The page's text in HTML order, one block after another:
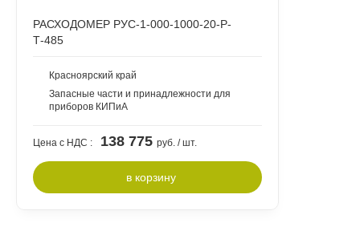
РАСХОДОМЕР РУС-1-000-1000-20-Р-
Т-485
Красноярский край
Запасные части и принадлежности для
приборов КИПиА
Цена c НДС : 138 775 руб. / шт.
в корзину